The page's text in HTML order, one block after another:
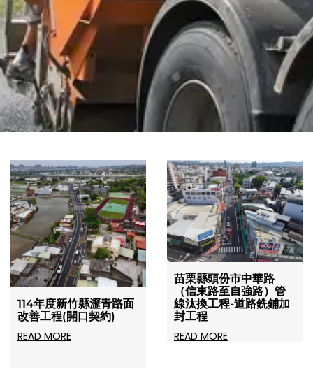
114年度新竹縣瀝青路面
改善工程(開口契約)
READ MORE
苗栗縣頭份市中華路
（信東路至自強路）管
線汰換工程-道路銑鋪加
封工程
READ MORE